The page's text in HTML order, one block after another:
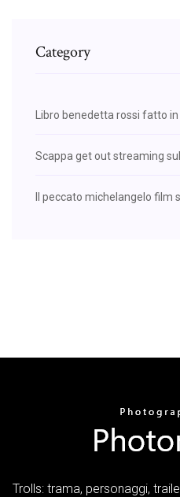
Category
Libro benedetta rossi fatto
Scappa get out streaming
Il peccato michelangelo film
Trolls: trama, personaggi,